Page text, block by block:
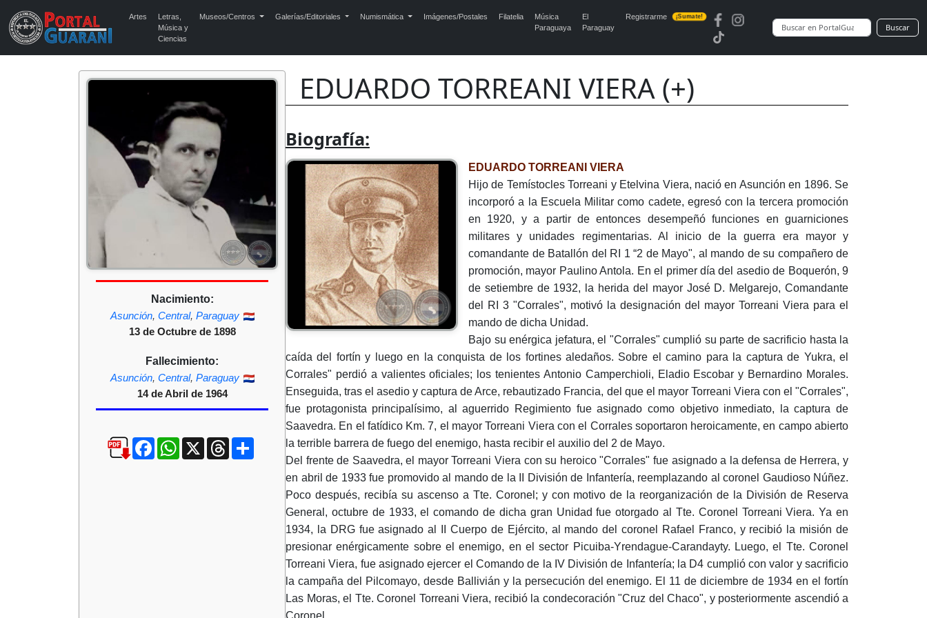
Artes
Letras,
Música y
Ciencias
Museos/Centros Galerías/Editoriales Numismática Imágenes/Postales Filatelia
Música
Paraguaya
El
Paraguay
Registrarme ¡Sumate!
Buscar
EDUARDO TORREANI VIERA (+)
Nacimiento:
Asunción, Central, Paraguay
13 de Octubre de 1898
Fallecimiento:
Asunción, Central, Paraguay
14 de Abril de 1964
FacebookWhatsApp
X ThreadsCompartir
Biografía:
EDUARDO TORREANI VIERA
Hijo de Temístocles Torreani y Etelvina Viera, nació en Asunción en 1896. Se
incorporó a la Escuela Militar como cadete, egresó con la tercera promoción
en 1920, y a partir de entonces desempeñó funciones en guarniciones
militares y unidades regimentarias. Al inicio de la guerra era mayor y
comandante de Batallón del RI 1 “2 de Mayo", al mando de su compañero de
promoción, mayor Paulino Antola. En el primer día del asedio de Boquerón, 9
de setiembre de 1932, la herida del mayor José D. Melgarejo, Comandante
del RI 3 "Corrales", motivó la designación del mayor Torreani Viera para el
mando de dicha Unidad.
Bajo su enérgica jefatura, el "Corrales" cumplió su parte de sacrificio hasta la
caída del fortín y luego en la conquista de los fortines aledaños. Sobre el camino para la captura de Yukra, el
Corrales" perdió a valientes oficiales; los tenientes Antonio Camperchioli, Eladio Escobar y Bernardino Morales.
Enseguida, tras el asedio y captura de Arce, rebautizado Francia, del que el mayor Torreani Viera con el "Corrales",
fue protagonista principalísimo, al aguerrido Regimiento fue asignado como objetivo inmediato, la captura de
Saavedra. En el fatídico Km. 7, el mayor Torreani Viera con el Corrales soportaron heroicamente, en campo abierto
la terrible barrera de fuego del enemigo, hasta recibir el auxilio del 2 de Mayo.
Del frente de Saavedra, el mayor Torreani Viera con su heroico "Corrales" fue asignado a la defensa de Herrera, y
en abril de 1933 fue promovido al mando de la II División de Infantería, reemplazando al coronel Gaudioso Núñez.
Poco después, recibía su ascenso a Tte. Coronel; y con motivo de la reorganización de la División de Reserva
General, octubre de 1933, el comando de dicha gran Unidad fue otorgado al Tte. Coronel Torreani Viera. Ya en
1934, la DRG fue asignado al II Cuerpo de Ejército, al mando del coronel Rafael Franco, y recibió la misión de
presionar enérgicamente sobre el enemigo, en el sector Picuiba-Yrendague-Carandayty. Luego, el Tte. Coronel
Torreani Viera, fue asignado ejercer el Comando de la IV División de Infantería; la D4 cumplió con valor y sacrificio
la campaña del Pilcomayo, desde Ballivián y la persecución del enemigo. El 11 de diciembre de 1934 en el fortín
Las Moras, el Tte. Coronel Torreani Viera, recibió la condecoración "Cruz del Chaco", y posteriormente ascendió a
Coronel.